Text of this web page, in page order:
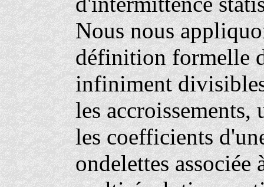
Nous nous
définition formelle
infiniment
les accroissements,
les coefficients
ondelettes associée